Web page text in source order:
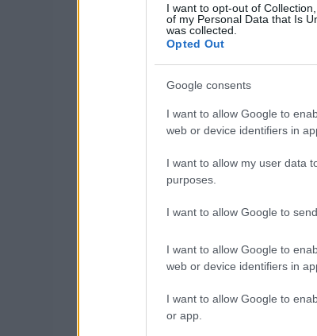
I want to opt-out of
of my Personal Data that Is
was collected.
Opted Out
Google consents
I want to allow Google to
web or device identifiers in
I want to allow my user data
purposes.
I want to allow Google to
I want to allow Google to
web or device identifiers in
I want to allow Google to
or app.